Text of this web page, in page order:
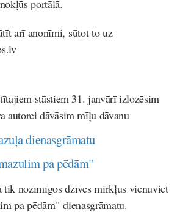
portālā.
arī anonīmi, sūtot to uz
stāstiem 31. janvārī izlozēsim
autorei dāvāsim mīļu dāvanu
dienasgrāmatu
pa pēdām"
tik nozīmīgos dzīves mirkļus vienuviet
pa pēdām" dienasgrāmatu.